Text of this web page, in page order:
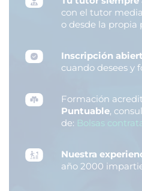
con el tutor
o desde la propia
Inscripción
cuando desees y
Formación
Puntuable,
de: Bolsas
Nuestra
año 2000